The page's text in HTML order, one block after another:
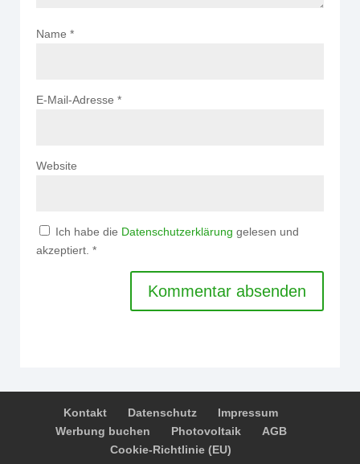
Name *
E-Mail-Adresse *
Website
Ich habe die Datenschutzerklärung gelesen und
akzeptiert. *
Kontakt Datenschutz
Impressum
Werbung buchen
Photovoltaik
AGB
Cookie-Richtlinie (EU)